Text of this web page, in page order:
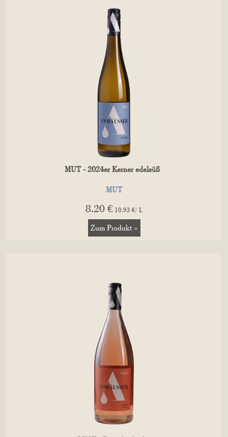
MUT - 2024er Kerner edelsüß
MUT
8.20 € 10.93 €/ L
Zum Produkt »